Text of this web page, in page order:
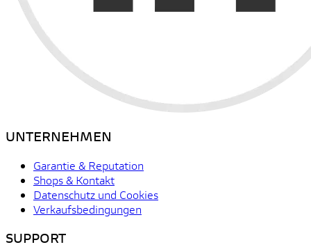
UNTERNEHMEN
Garantie & Reputation
Shops & Kontakt
Datenschutz und Cookies
Verkaufsbedingungen
SUPPORT